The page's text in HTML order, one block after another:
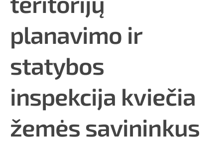
planavimo ir
statybos
inspekcija kviečia
žemės savininkus